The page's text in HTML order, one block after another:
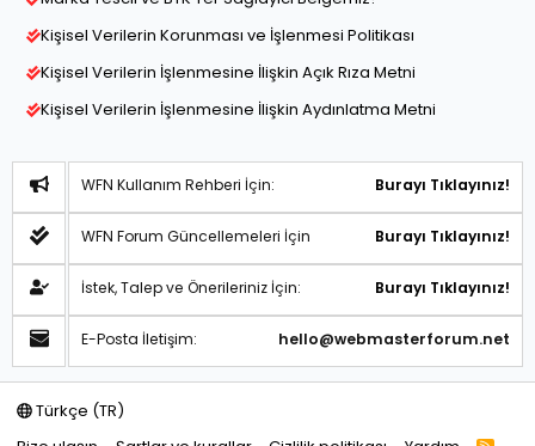
Kişisel Verilerin Korunması ve İşlenmesi Politikası
Kişisel Verilerin İşlenmesine İlişkin Açık Rıza Metni
Kişisel Verilerin İşlenmesine İlişkin Aydınlatma Metni
WFN Kullanım Rehberi İçin: Burayı Tıklayınız!
WFN Forum Güncellemeleri İçin Burayı Tıklayınız!
İstek, Talep ve Önerileriniz İçin: Burayı Tıklayınız!
E-Posta İletişim: hello@webmasterforum.net
Türkçe (TR)